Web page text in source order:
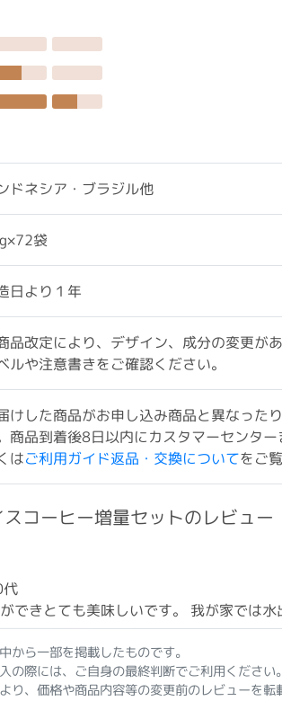
ドネシア・ブラジル他
袋
日より１年
品改定により、デザイン、成分の変更が
ルや注意書きをご確認ください。
けした商品がお申し込み商品と異なった
商品到着後8日以内にカスタマーセンタ
はご利用ガイド返品・交換についてをご
コーヒー増量セットのレビュー
代
できとても美味しいです。 我が家では水
ら一部を掲載したものです。
際には、ご自身の最終判断でご利用ください。
、価格や商品内容等の変更前のレビューを転